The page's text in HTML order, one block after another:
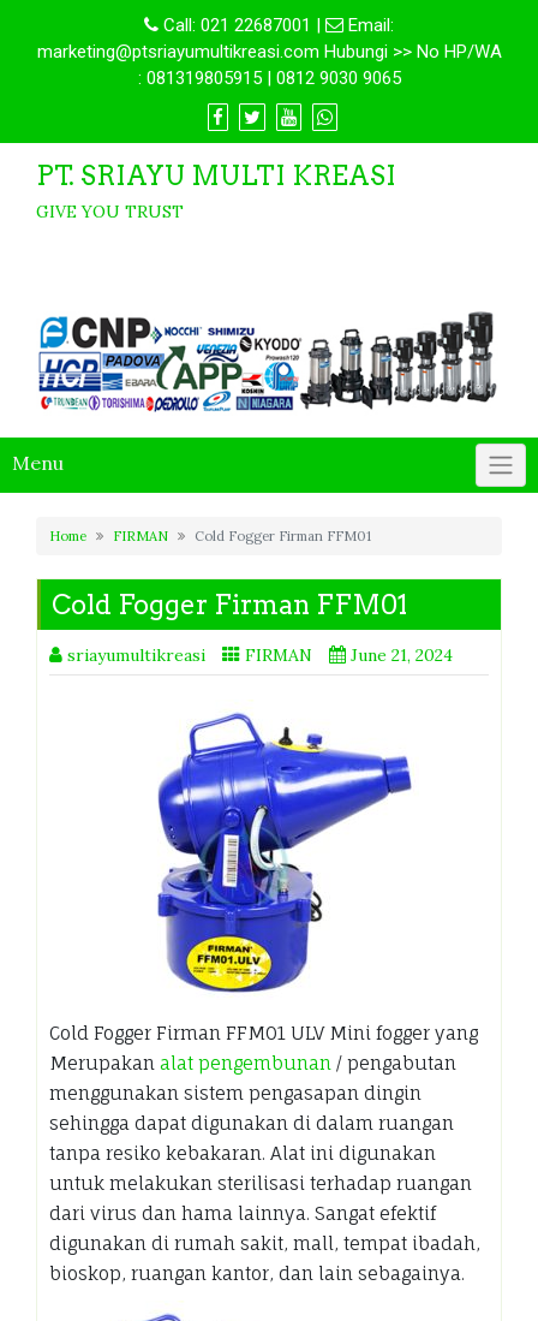
Call: 021 22687001 |
Email:
marketing@ptsriayumultikreasi.com Hubungi >> No HP/WA
: 081319805915 | 0812 9030 9065
PT. SRIAYU MULTI KREASI
GIVE YOU TRUST
Menu
Home FIRMAN Cold Fogger Firman FFM01
Cold Fogger Firman FFM01
sriayumultikreasi FIRMAN June 21, 2024
Cold Fogger Firman FFM01 ULV Mini fogger yang
Merupakan alat pengembunan / pengabutan
menggunakan sistem pengasapan dingin
sehingga dapat digunakan di dalam ruangan
tanpa resiko kebakaran. Alat ini digunakan
untuk melakukan sterilisasi terhadap ruangan
dari virus dan hama lainnya. Sangat efektif
digunakan di rumah sakit, mall, tempat ibadah,
bioskop, ruangan kantor, dan lain sebagainya.